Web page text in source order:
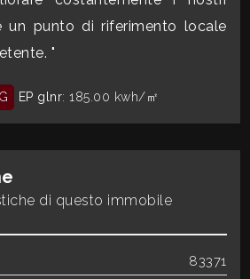
un punto di riferimento locale
"
G EP glnr: 185.00 kwh/㎡
di questo immobile
83371